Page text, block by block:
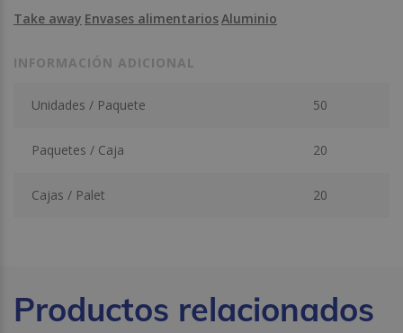
Take away Envases alimentariosAluminio
INFORMACIÓN ADICIONAL
Unidades / Paquete 50
Paquetes / Caja 20
Cajas / Palet 20
Productos relacionados